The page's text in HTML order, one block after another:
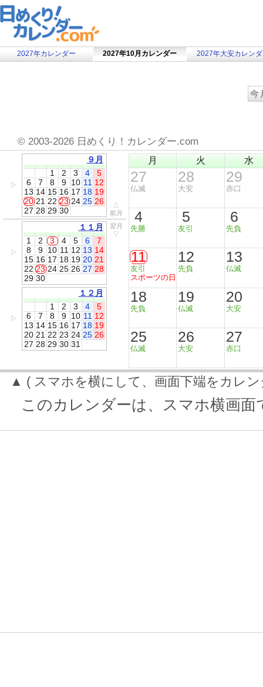
2027年カレンダー 2027年10月カレンダー 2027年大安カレン
© 2003-2026 日めくり！カレンダー.com
▷
９月
1
2 3 4
5
6
7 8 9 10 11 12
13 14 15 16 17 18 19
20 21 22 23 24 25 26
27 28 29 30
△
前月
▷
１１月
1
2 3 4 5 6
7
8
9 10 11 12 13 14
15 16 17 18 19 20 21
22 23 24 25 26 27 28
29 30
翌月
▽
▷
１２月
1
2 3 4
5
6
7 8 9 10 11 12
13 14 15 16 17 18 19
20 21 22 23 24 25 26
27 28 29 30 31
月 火 水
27
仏滅
28
大安
29
赤口
4
先勝
5
友引
6
先負
11
友引
スポーツの日
12
先負
13
仏滅
18
先負
19
仏滅
20
大安
25
仏滅
26
大安
27
赤口
▲ ( スマホを横にして、画面下端をカレ
このカレンダーは、スマホ横画面